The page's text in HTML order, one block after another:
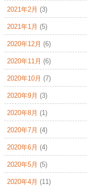
2021年2月 (3)
2021年1月 (5)
2020年12月 (6)
2020年11月 (6)
2020年10月 (7)
2020年9月 (3)
2020年8月 (1)
2020年7月 (4)
2020年6月 (4)
2020年5月 (5)
2020年4月 (11)